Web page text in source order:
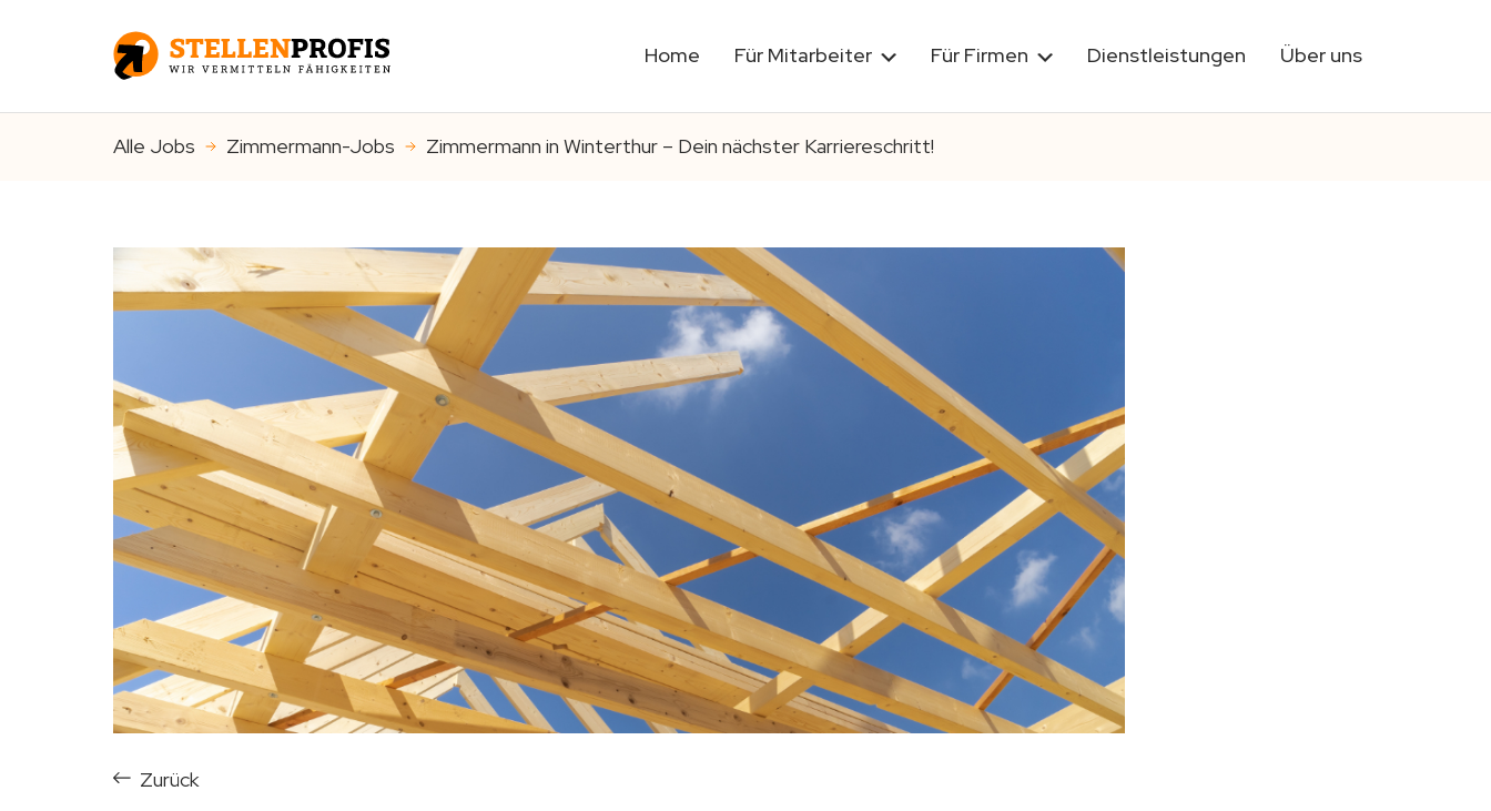
Home Für Mitarbeiter Für Firmen Dienstleistungen Über uns
Alle Jobs Zimmermann-Jobs Zimmermann in Winterthur – Dein nächster Karriereschritt!
Zurück